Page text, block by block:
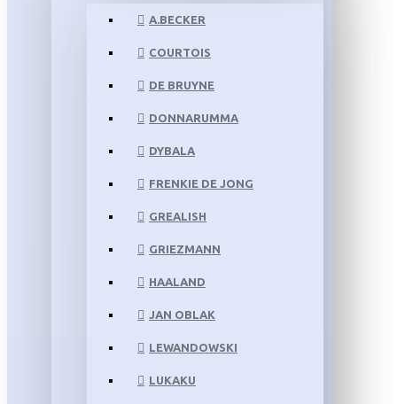
A.BECKER
COURTOIS
DE BRUYNE
DONNARUMMA
DYBALA
FRENKIE DE JONG
GREALISH
GRIEZMANN
HAALAND
JAN OBLAK
LEWANDOWSKI
LUKAKU